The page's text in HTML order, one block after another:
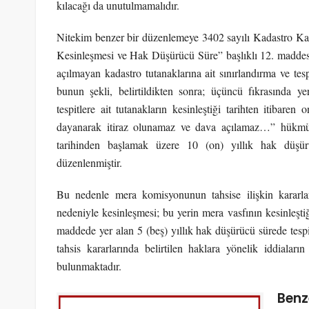
kılacağı da unutulmamalıdır.
Nitekim benzer bir düzenlemeye 3402 sayılı Kadastro
Kesinleşmesi ve Hak Düşürücü Süre” başlıklı 12.
açılmayan kadastro tutanaklarına ait sınırlandırma ve
bunun şekli, belirtildikten sonra; üçüncü fıkrasında
tespitlere ait tutanakların kesinleştiği tarihten itibaren
dayanarak itiraz olunamaz ve dava açılamaz…”
tarihinden başlamak üzere 10 (on) yıllık hak
düzenlenmiştir.
Bu nedenle mera komisyonunun tahsise ilişkin
nedeniyle kesinleşmesi; bu yerin mera vasfının
maddede yer alan 5 (beş) yıllık hak düşürücü sürede
tahsis kararlarında belirtilen haklara yönelik
bulunmaktadır.